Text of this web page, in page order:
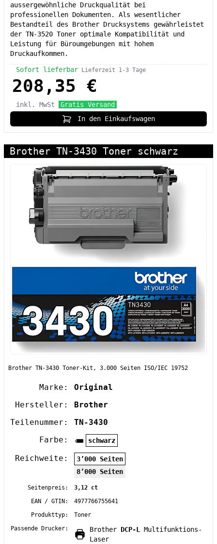
aussergewöhnliche Druckqualität bei
professionellen Dokumenten. Als wesentlicher
Bestandteil des Brother Drucksystems gewährleistet
der TN-3520 Toner optimale Kompatibilität und
Leistung für Büroumgebungen mit hohem
Druckaufkommen.
Sofort lieferbar Lieferzeit 1-3 Tage
208,35 €
inkl. MwSt
Gratis Versand
In den Einkaufswagen
Brother TN-3430 Toner schwarz
Brother TN-3430 Toner-Kit, 3.000 Seiten ISO/IEC 19752
Marke:
Original
Hersteller:
Brother
Teilenummer:
TN-3430
Farbe:
schwarz
Reichweite:
3’000 Seiten
8’000 Seiten
Seitenpreis:
3,12 ct
EAN / GTIN:
4977766755641
Produkttyp:
Toner
Passende Drucker:
Brother DCP-L Multifunktions-
Laser